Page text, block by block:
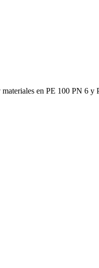
en PE 100 PN 6